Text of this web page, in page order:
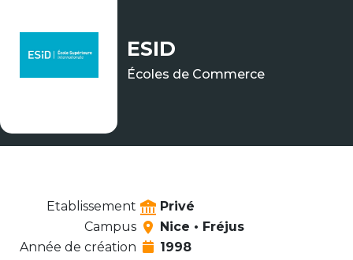
ESID
Écoles de Commerce
Etablissement
Privé
Campus
Nice • Fréjus
Année de création
1998